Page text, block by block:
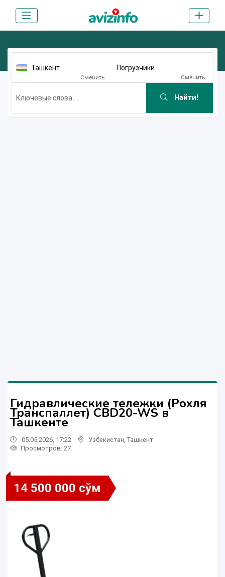
Ташкент
Сменить
Погрузчики
Сменить
Найти!
Гидравлические тележки (Рохля
Транспаллет) CBD20-WS в
Ташкенте
05.05.2026, 17:22 Узбекистан Ташкент
Просмотров: 27
14 500 000 сўм